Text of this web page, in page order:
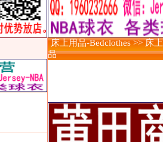
床上用品-Bedclothes >> 床
品